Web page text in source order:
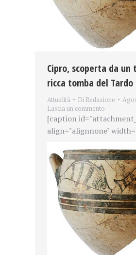
Cipro, scoperta da un
ricca tomba del Tardo
Attualità Di Redazione
Lascia un commento
[caption
align="alignnone"